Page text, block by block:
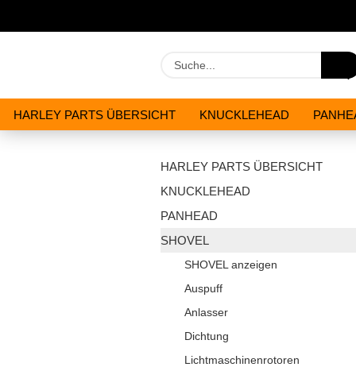
HARLEY PARTS ÜBERSICHT KNUCKLEHEAD
HARLEY PARTS ÜBERSICHT
KNUCKLEHEAD
PANHEAD
SHOVEL
SHOVEL anzeigen
Auspuff
Anlasser
Dichtung
Lichtmaschinenrotoren